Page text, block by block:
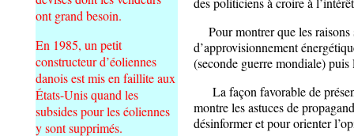
ont grand besoin.
En 1985, un petit
constructeur d’éoliennes
danois est mis en faillite aux
États-Unis quand les
subsides pour les éoliennes
y sont supprimés.
Pour montrer que les raisons
d’approvisionnement
(seconde guerre mondiale) puis
La façon favorable de
montre les astuces de
désinformer et pour orienter